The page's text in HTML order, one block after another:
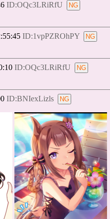
ID:OQc3LRiRfU
ID:1vpPZROhPY
ID:OQc3LRiRfU
ID:BNIexLizls